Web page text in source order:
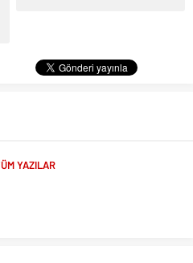
YAZILAR